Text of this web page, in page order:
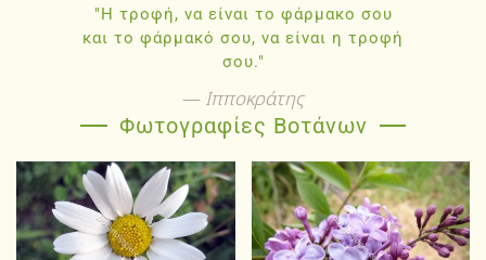
"Η τροφή, να είναι το φάρμακο σου
και το φάρμακό σου, να είναι η τροφή
σου."
Ιπποκράτης
Φωτογραφίες Βοτάνων